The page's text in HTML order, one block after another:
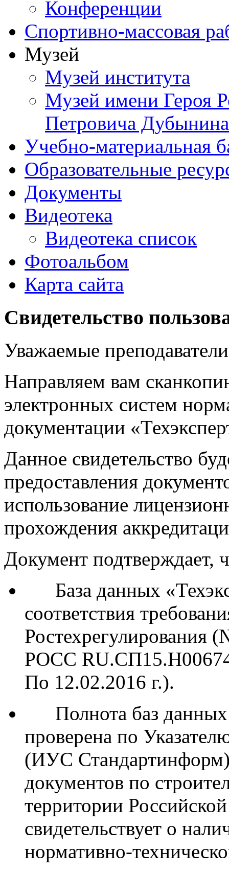
Конференции
Спортивно-массовая
Музей
Музей института
Музей имени Героя
Петровича Дубынина
Учебно-материальная
Образовательные
Документы
Видеотека
Видеотека список
Фотоальбом
Карта сайта
Свидетельство
Уважаемые
Направляем вам
электронных систем
документации
Данное свидетельство
предоставления
использование
прохождения
Документ подтверждает,
База данных
соответствия
Ростехрегулирования
РОСС RU.СП15.Н00674,
По 12.02.2016 г.).
Полнота баз данных
проверена по
(ИУС
документов по
территории
свидетельствует о
нормативно-